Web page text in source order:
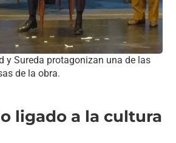
y Sureda protagonizan una de las
de la obra.
ligado a la cultura